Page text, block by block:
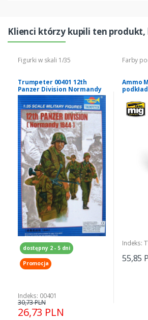
Klienci którzy kupili ten
Figurki w skali 1/35
Trumpeter 00401 12th
Panzer Division Normandy
1944 1/35
dostępny 2 - 5 dni
Promocja
Indeks: 00401
26,73 PLN
30,73 PLN
Farby
Ammo
400ml
Indeks:
55,85